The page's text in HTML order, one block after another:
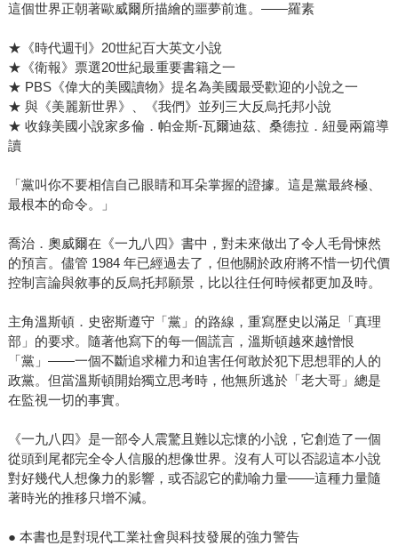
這個世界正朝著歐威爾所描繪的噩夢前進。――羅素
★《時代週刊》20世紀百大英文小說
★《衛報》票選20世紀最重要書籍之一
★ PBS《偉大的美國讀物》提名為美國最受歡迎的小說之一
★ 與《美麗新世界》、《我們》並列三大反烏托邦小說
★ 收錄美國小說家多倫．帕金斯-瓦爾迪茲、桑德拉．紐曼兩篇導
讀
「黨叫你不要相信自己眼睛和耳朵掌握的證據。這是黨最終極、
最根本的命令。」
喬治．奧威爾在《一九八四》書中，對未來做出了令人毛骨悚然
的預言。儘管 1984 年已經過去了，但他關於政府將不惜一切代價
控制言論與敘事的反烏托邦願景，比以往任何時候都更加及時。
主角溫斯頓．史密斯遵守「黨」的路線，重寫歷史以滿足「真理
部」的要求。隨著他寫下的每一個謊言，溫斯頓越來越憎恨
「黨」――一個不斷追求權力和迫害任何敢於犯下思想罪的人的
政黨。但當溫斯頓開始獨立思考時，他無所逃於「老大哥」總是
在監視一切的事實。
《一九八四》是一部令人震驚且難以忘懷的小說，它創造了一個
從頭到尾都完全令人信服的想像世界。沒有人可以否認這本小說
對好幾代人想像力的影響，或否認它的勸喻力量――這種力量隨
著時光的推移只增不減。
● 本書也是對現代工業社會與科技發展的強力警告